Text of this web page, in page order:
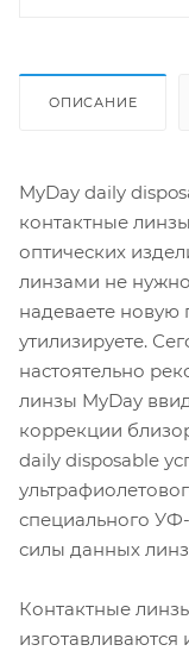
ОПИСАНИЕ
MyDay daily
контактные
оптических
линзами не
надеваете новую
утилизируете.
настоятельно
линзы MyDay
коррекции
daily disposable
специального
силы данных линз
Контактные